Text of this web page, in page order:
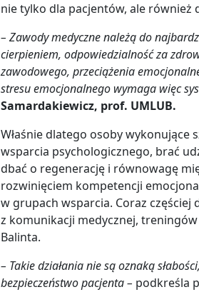
nie tylko dla pacjentów, ale również
– Zawody medyczne należą do
cierpieniem, odpowiedzialność za
zawodowego, przeciążenia
stresu emocjonalnego wymaga więc
Samardakiewicz, prof. UMLUB.
Właśnie dlatego osoby
wsparcia psychologicznego, brać
dbać o regenerację i równowagę
rozwinięciem kompetencji
w grupach wsparcia. Coraz
z komunikacji medycznej,
Balinta.
– Takie działania nie są oznaką
bezpieczeństwo pacjenta – podkreśla